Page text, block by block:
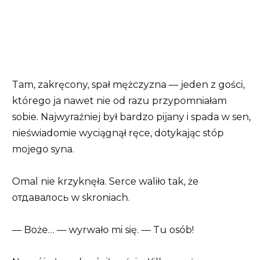
Tam, zakręcony, spał mężczyzna — jeden z gości,
którego ja nawet nie od razu przypomniałam
sobie. Najwyraźniej był bardzo pijany i spada w sen,
nieświadomie wyciągnął ręce, dotykając stóp
mojego syna.
Omal nie krzyknęła. Serce waliło tak, że
отдавалось w skroniach.
— Boże… — wyrwało mi się. — Tu osób!